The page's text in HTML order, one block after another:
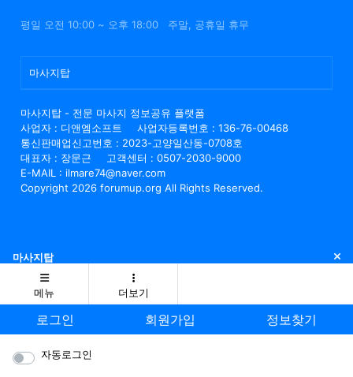
평일 오전 10:00 ~ 오후 18:00 주말, 공휴일 휴무
마사지탑
마사지탑 - 전문 마사지 정보공유 플랫폼
사업자 : 디앤엠소프트
사업자등록번호 : 136-76-00468
통신판매업신고번호 : 2023-고양일산동-0708호
대표자 : 장문근
고객센터 : 0507-2030-9000
E-MAIL : ilmare74@naver.com
Copyright 2026 forumup.org All Rights Reserved.
마사지탑 닫
메뉴 더보기
로그인 회원가입 정보찾기
자동로그인